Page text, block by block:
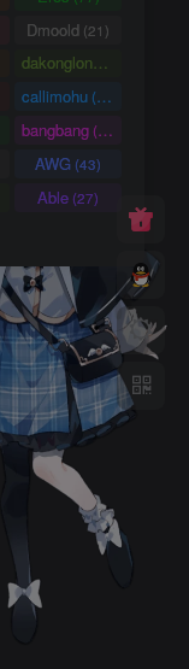
Dmoold (21)
dakonglong(20)
callimohu (57)
bangbang (22)
AWG (43)
Able (27)